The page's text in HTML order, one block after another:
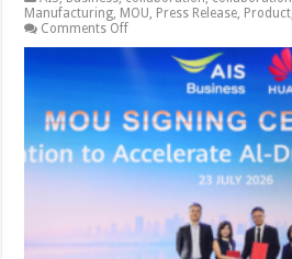
Manufacturing MOU Press Release Product
Comments Offon
Business
Cloud
ลง
นาม
MOU
คลา